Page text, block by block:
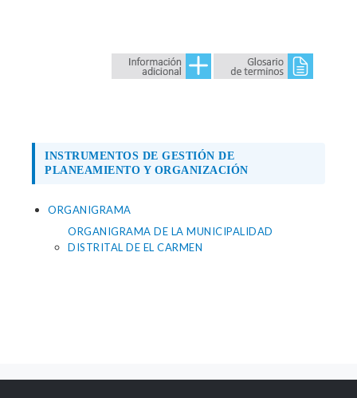
INSTRUMENTOS DE GESTIÓN DE
PLANEAMIENTO Y ORGANIZACIÓN
ORGANIGRAMA
ORGANIGRAMA DE LA MUNICIPALIDAD
DISTRITAL DE EL CARMEN